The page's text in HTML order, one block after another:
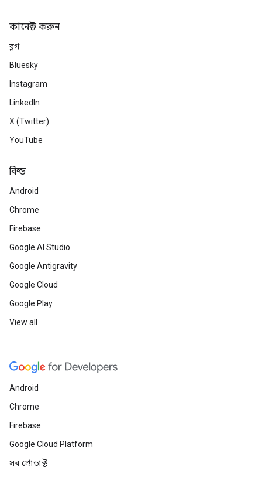
কানেক্ট করুন
ব্লগ
Bluesky
Instagram
LinkedIn
X (Twitter)
YouTube
বিল্ড
Android
Chrome
Firebase
Google AI Studio
Google Antigravity
Google Cloud
Google Play
View all
Android
Chrome
Firebase
Google Cloud Platform
সব প্রোডাক্ট